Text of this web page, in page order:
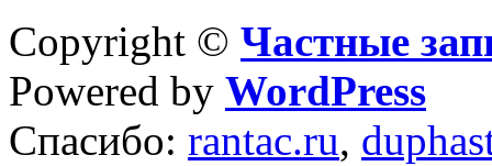
Copyright © Частные
Powered by WordPress
Спасибо: rantac.ru,